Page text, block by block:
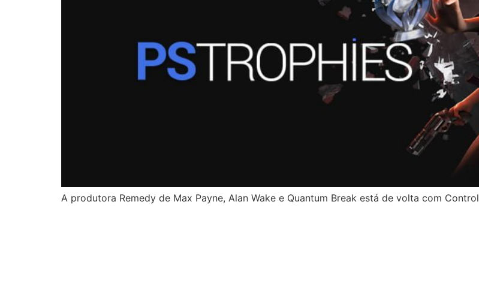
A produtora Remedy de Max Payne, Alan Wake e Quantum Break está de volta com Control